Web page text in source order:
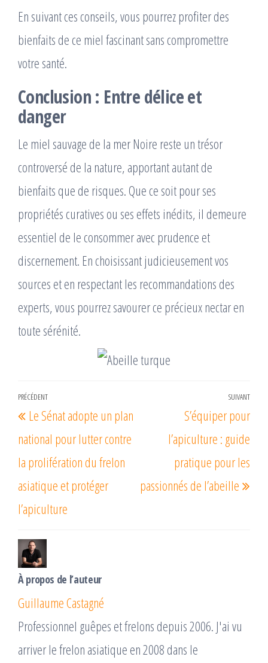
En suivant ces conseils, vous pourrez profiter des
bienfaits de ce miel fascinant sans compromettre
votre santé.
Conclusion : Entre délice et
danger
Le miel sauvage de la mer Noire reste un trésor
controversé de la nature, apportant autant de
bienfaits que de risques. Que ce soit pour ses
propriétés curatives ou ses effets inédits, il demeure
essentiel de le consommer avec prudence et
discernement. En choisissant judicieusement vos
sources et en respectant les recommandations des
experts, vous pourrez savourer ce précieux nectar en
toute sérénité.
Navigation
de
l’article
Article
précédent
PRÉCÉDENT
Le Sénat adopte un plan
national pour lutter contre
la prolifération du frelon
asiatique et protéger
l’apiculture
SUIVANT
S’équiper pour
l’apiculture : guide
pratique pour les
passionnés de l’abeille
À propos de l’auteur
Guillaume Castagné
Professionnel guêpes et frelons depuis 2006. J'ai vu
arriver le frelon asiatique en 2008 dans le